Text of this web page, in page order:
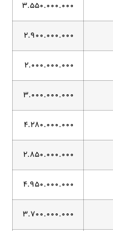
۳.۵۵۰.۰۰۰.۰۰۰
۲.۹۰۰.۰۰۰.۰۰۰
۲.۰۰۰.۰۰۰.۰۰۰
۳.۰۰۰.۰۰۰.۰۰۰
۴.۲۸۰.۰۰۰.۰۰۰
۲.۸۵۰.۰۰۰.۰۰۰
۴.۹۵۰.۰۰۰.۰۰۰
۳.۷۰۰.۰۰۰.۰۰۰